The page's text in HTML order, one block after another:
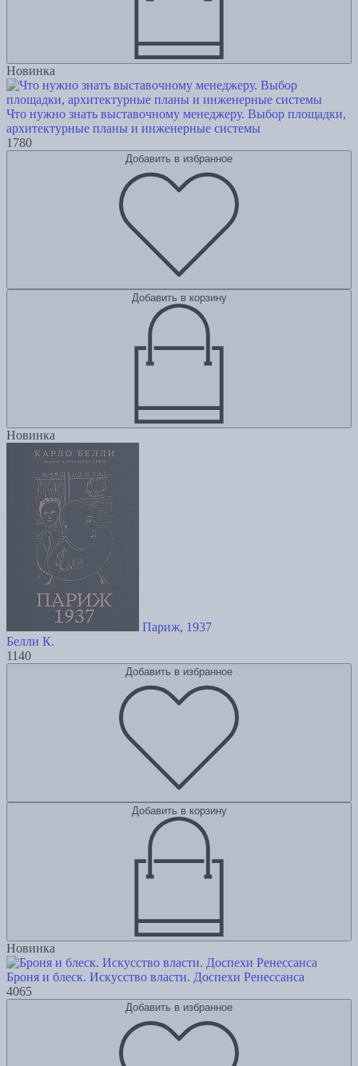
Новинка
Что нужно знать выставочному менеджеру. Выбор площадки,
архитектурные планы и инженерные системы
1780
Добавить в избранное
Добавить в корзину
Новинка
Париж, 1937
Белли К.
1140
Добавить в избранное
Добавить в корзину
Новинка
Броня и блеск. Искусство власти. Доспехи Ренессанса
4065
Добавить в избранное